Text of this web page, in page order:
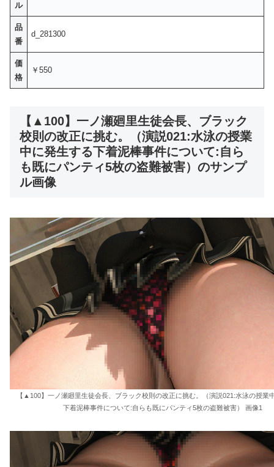
ル
品
番
d_281300
価
格
￥550
【▲100】一ノ瀬廻里生徒会長、ブラック
校則の改正に挑む。（演説021:水泳の授業
中に発生する下着泥棒事件について:自ら
も既にパンティ5枚の盗難被害）のサンプ
ル画像
【▲100】一ノ瀬廻里生徒会長、ブラック校則の改正に挑む。（演説021:水泳の授業
下着泥棒事件について:自らも既にパンティ5枚の盗難被害） 画像1